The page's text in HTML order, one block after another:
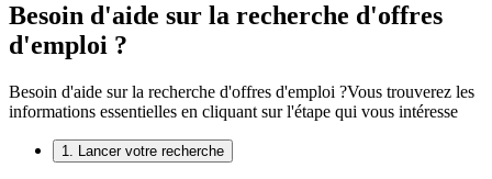
Besoin d'aide sur la recherche d'offres
d'emploi ?
Besoin d'aide sur la recherche d'offres d'emploi ?Vous trouverez les
informations essentielles en cliquant sur l'étape qui vous intéresse
1. Lancer votre recherche